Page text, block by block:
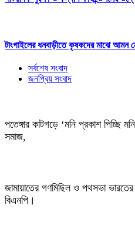
টাংগাইলের ধনবাড়ীতে কৃষকদের মাঝে
সর্বশেষ সংবাদ
জনপ্রিয় সংবাদ
পতেঙ্গার কাটগড়ে ‘মনি প্রকাশ পিচ্ছি
সমাজ,
জামায়াতের গণমিছিল ও পথসভা
বিএনপি।